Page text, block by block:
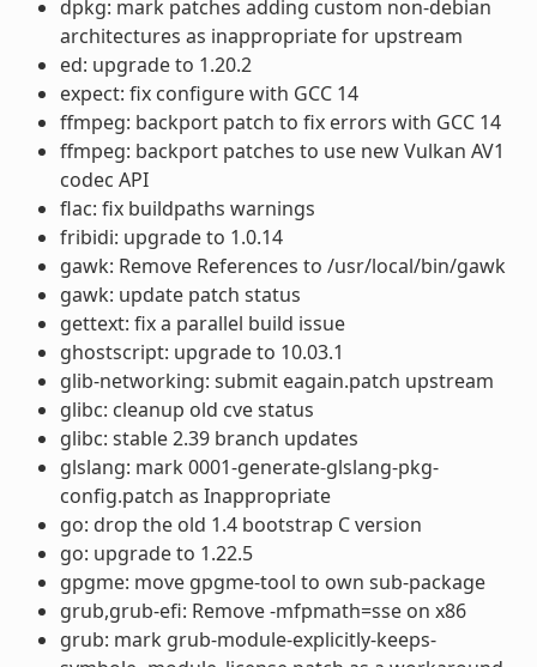
dpkg: mark patches adding custom non-debian
architectures as inappropriate for upstream
ed: upgrade to 1.20.2
expect: fix configure with GCC 14
ffmpeg: backport patch to fix errors with GCC 14
ffmpeg: backport patches to use new Vulkan AV1
codec API
flac: fix buildpaths warnings
fribidi: upgrade to 1.0.14
gawk: Remove References to /usr/local/bin/gawk
gawk: update patch status
gettext: fix a parallel build issue
ghostscript: upgrade to 10.03.1
glib-networking: submit eagain.patch upstream
glibc: cleanup old cve status
glibc: stable 2.39 branch updates
glslang: mark 0001-generate-glslang-pkg-
config.patch as Inappropriate
go: drop the old 1.4 bootstrap C version
go: upgrade to 1.22.5
gpgme: move gpgme-tool to own sub-package
grub,grub-efi: Remove -mfpmath=sse on x86
grub: mark grub-module-explicitly-keeps-